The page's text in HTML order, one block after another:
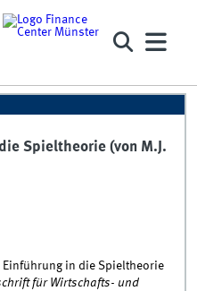
Spieltheorie (von M.J.
in die Spieltheorie
für Wirtschafts- und